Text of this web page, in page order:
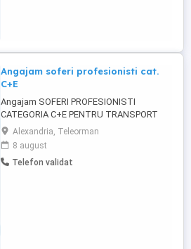
Angajam soferi profesionisti cat.
C+E
Angajam SOFERI PROFESIONISTI
CATEGORIA C+E PENTRU TRANSPORT
INTERN + INTERNATIONAL MARFA
Oferim: Curse regulate RO-ES pentru
echipaj Program de lucru respectand
timpii de conducere si odihna. Camioane
Alexandria, Teleorman
8 august
Telefon validat